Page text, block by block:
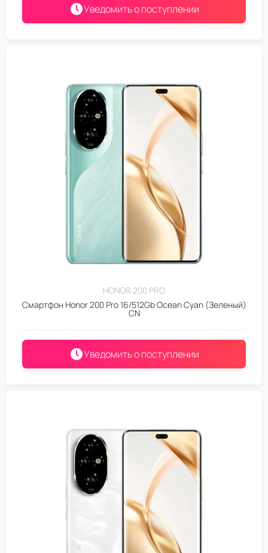
Уведомить о поступлении
HONOR 200 PRO
Смартфон Honor 200 Pro 16/512Gb Ocean Cyan (Зеленый)
CN
Уведомить о поступлении